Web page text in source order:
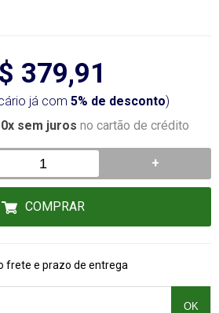
379,91
já com 5% de desconto)
sem juros no cartão de crédito
+
COMPRAR
frete e prazo de entrega
OK